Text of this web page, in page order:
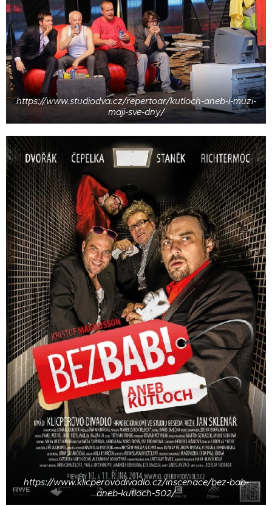
https://www.studiodva.cz/repertoar/kutloch-aneb-i-muzi-
maji-sve-dny/
https://www.klicperovodivadlo.cz/inscenace/bez-bab-
aneb-kutloch-502/